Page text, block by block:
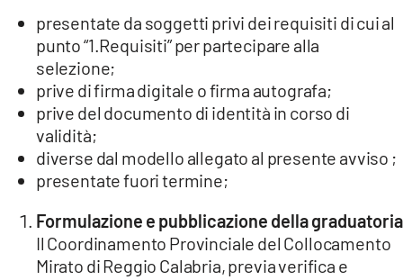
presentate da soggetti privi dei requisiti di cui al
punto “1.Requisiti” per partecipare alla
selezione;
prive di firma digitale o firma autografa;
prive del documento di identità in corso di
validità;
diverse dal modello allegato al presente avviso ;
presentate fuori termine;
Formulazione e pubblicazione della graduatoria
Il Coordinamento Provinciale del Collocamento
Mirato di Reggio Calabria, previa verifica e